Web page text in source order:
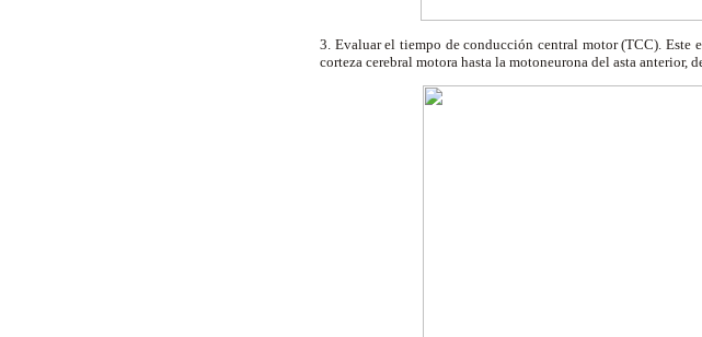
3. Evaluar el tiempo de conducción central motor (TCC). Este
corteza cerebral motora hasta la motoneurona del asta anterior,